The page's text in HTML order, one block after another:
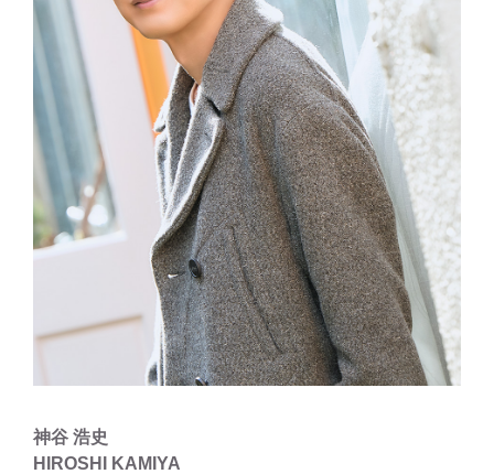
神谷 浩史
HIROSHI KAMIYA